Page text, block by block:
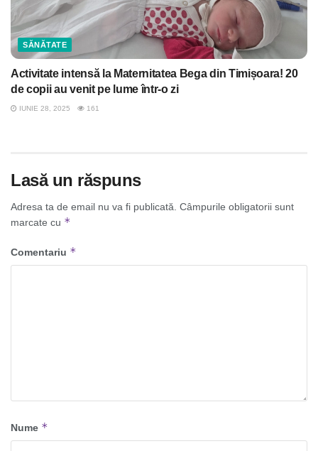
SĂNĂTATE
Activitate intensă la Maternitatea Bega din Timișoara! 20
de copii au venit pe lume într-o zi
IUNIE 28, 2025 161
Lasă un răspuns
Adresa ta de email nu va fi publicată. Câmpurile obligatorii sunt
marcate cu *
Comentariu *
Nume *